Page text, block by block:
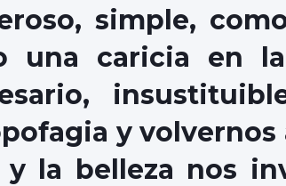
simple,
una caricia en la
y volvernos
y la belleza nos